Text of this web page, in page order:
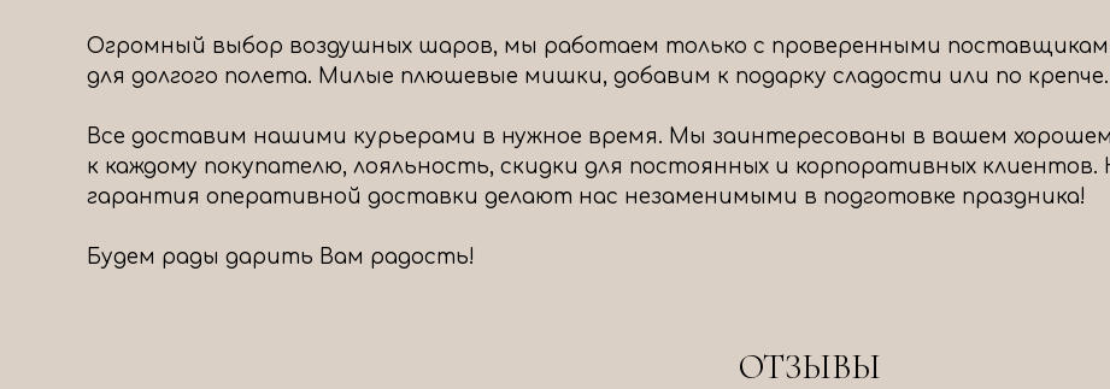
Огромный выбор воздушных шаров, мы работаем только с проверенными
для долгого полета. Милые плюшевые мишки, добавим к подарку сладости или по
Все доставим нашими курьерами в нужное время. Мы заинтересованы в вашем
к каждому покупателю, лояльность, скидки для постоянных и корпоративных
гарантия оперативной доставки делают нас незаменимыми в подготовке праздника!
Будем рады дарить Вам радость!
ОТЗЫВЫ